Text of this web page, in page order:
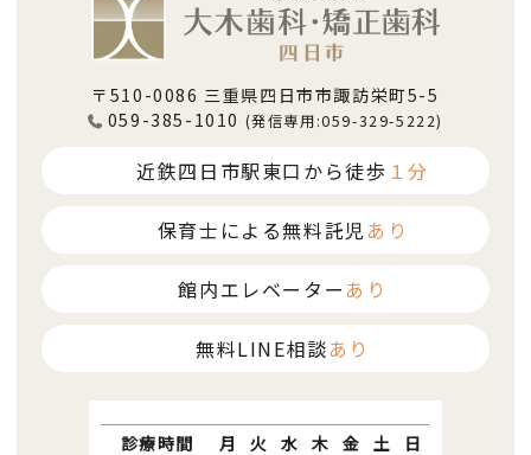
〒510-0086 三重県四日市市諏訪栄町5-5
059-385-1010 (発信専用:059-329-5222)
近鉄四日市駅東口から徒歩 １分
保育士による無料託児 あり
館内エレベーター あり
無料LINE相談あり
診療時間 月 火 水 木 金 土
日